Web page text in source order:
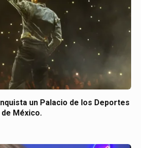
un Palacio de los Deportes
México.